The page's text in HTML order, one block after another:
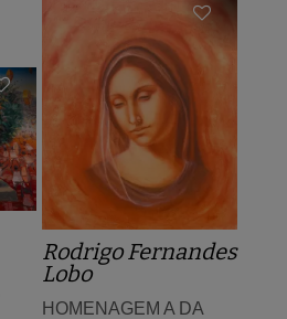
Rodrigo Fernandes
Lobo
HOMENAGEM A DA